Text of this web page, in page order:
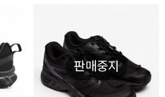
판매중지